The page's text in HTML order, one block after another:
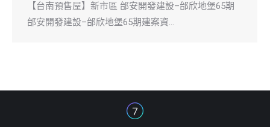
【台南預售屋】新市區 邰安開發建設–邰欣地堡65期
邰安開發建設–邰欣地堡65期建案資…